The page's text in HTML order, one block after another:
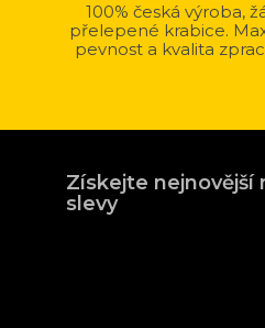
100% česká výroba,
přelepené krabice.
pevnost a kvalita
Získejte nejnovější
slevy